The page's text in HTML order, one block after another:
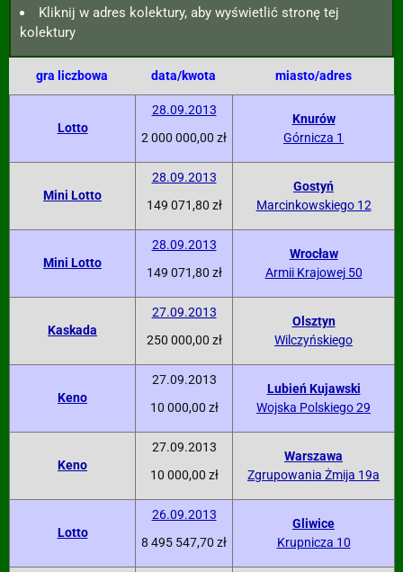
Kliknij w adres kolektury, aby wyświetlić stronę tej
kolektury
gra liczbowa data/kwota miasto/adres
Lotto
28.09.2013
2 000 000,00 zł
Knurów
Górnicza 1
Mini Lotto
28.09.2013
149 071,80 zł
Gostyń
Marcinkowskiego 12
Mini Lotto
28.09.2013
149 071,80 zł
Wrocław
Armii Krajowej 50
Kaskada
27.09.2013
250 000,00 zł
Olsztyn
Wilczyńskiego
Keno
27.09.2013
10 000,00 zł
Lubień Kujawski
Wojska Polskiego 29
Keno
27.09.2013
10 000,00 zł
Warszawa
Zgrupowania Żmija 19a
Lotto
26.09.2013
8 495 547,70 zł
Gliwice
Krupnicza 10